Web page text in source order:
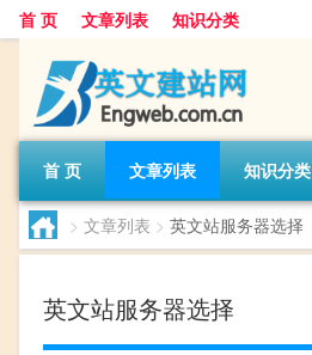
首 页 文章列表 知识分类
首 页 文章列表 知识分类
> 文章列表 > 英文站服务器选择
英文站服务器选择